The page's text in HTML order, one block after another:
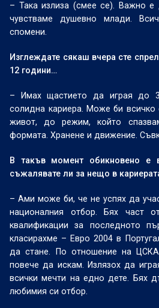
– Така излиза (смее се). Важно
чувстваме душевно млади.
спомени.
Изглеждате сякаш вчера сте
12 години…
– Имах щастието да играя до
солидна кариера. Може би
живот, до режим, който
формата. Хранене и движение.
В такъв момент обикновено е
съжалявате ли за нещо в
– Ами може би, че не успях да
националния отбор. Бях част
квалификации за последното
класирахме – Евро 2004 в
да стане. По отношение на
повече да искам. Излязох да
всички мечти на едно дете. Бях
любимия си отбор.